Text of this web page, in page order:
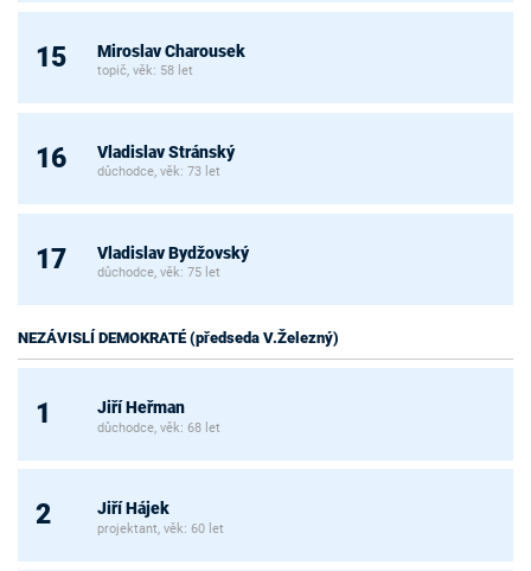
15 Miroslav Charousek
topič, věk: 58 let
16 Vladislav Stránský
důchodce, věk: 73 let
17 Vladislav Bydžovský
důchodce, věk: 75 let
NEZÁVISLÍ DEMOKRATÉ (předseda V.Železný)
1 Jiří Heřman
důchodce, věk: 68 let
2 Jiří Hájek
projektant, věk: 60 let